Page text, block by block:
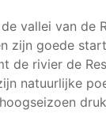
vallei van de
zijn goede
de rivier de
natuurlijke